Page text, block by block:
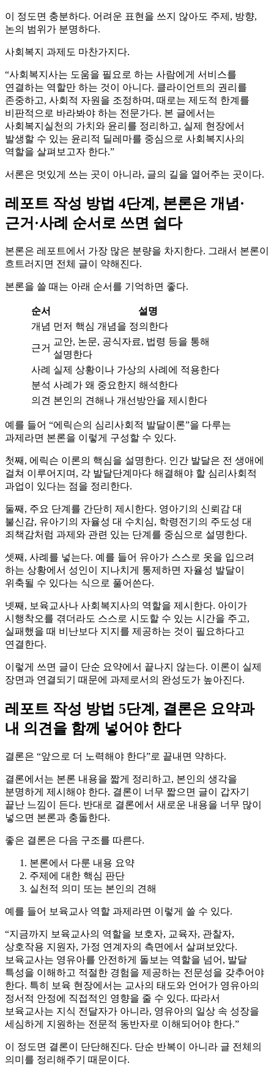
이 정도면 충분하다. 어려운 표현을 쓰지 않아도 주제, 방향,
논의 범위가 분명하다.
사회복지 과제도 마찬가지다.
“사회복지사는 도움을 필요로 하는 사람에게 서비스를
연결하는 역할만 하는 것이 아니다. 클라이언트의 권리를
존중하고, 사회적 자원을 조정하며, 때로는 제도적 한계를
비판적으로 바라봐야 하는 전문가다. 본 글에서는
사회복지실천의 가치와 윤리를 정리하고, 실제 현장에서
발생할 수 있는 윤리적 딜레마를 중심으로 사회복지사의
역할을 살펴보고자 한다.”
서론은 멋있게 쓰는 곳이 아니라, 글의 길을 열어주는 곳이다.
레포트 작성 방법 4단계, 본론은 개념·
근거·사례 순서로 쓰면 쉽다
본론은 레포트에서 가장 많은 분량을 차지한다. 그래서 본론이
흐트러지면 전체 글이 약해진다.
본론을 쓸 때는 아래 순서를 기억하면 좋다.
순서
설명
개념 먼저 핵심 개념을 정의한다
근거
교안, 논문, 공식자료, 법령 등을 통해
설명한다
사례 실제 상황이나 가상의 사례에 적용한다
분석 사례가 왜 중요한지 해석한다
의견 본인의 견해나 개선방안을 제시한다
예를 들어 “에릭슨의 심리사회적 발달이론”을 다루는
과제라면 본론을 이렇게 구성할 수 있다.
첫째, 에릭슨 이론의 핵심을 설명한다. 인간 발달은 전 생애에
걸쳐 이루어지며, 각 발달단계마다 해결해야 할 심리사회적
과업이 있다는 점을 정리한다.
둘째, 주요 단계를 간단히 제시한다. 영아기의 신뢰감 대
불신감, 유아기의 자율성 대 수치심, 학령전기의 주도성 대
죄책감처럼 과제와 관련 있는 단계를 중심으로 설명한다.
셋째, 사례를 넣는다. 예를 들어 유아가 스스로 옷을 입으려
하는 상황에서 성인이 지나치게 통제하면 자율성 발달이
위축될 수 있다는 식으로 풀어쓴다.
넷째, 보육교사나 사회복지사의 역할을 제시한다. 아이가
시행착오를 겪더라도 스스로 시도할 수 있는 시간을 주고,
실패했을 때 비난보다 지지를 제공하는 것이 필요하다고
연결한다.
이렇게 쓰면 글이 단순 요약에서 끝나지 않는다. 이론이 실제
장면과 연결되기 때문에 과제로서의 완성도가 높아진다.
레포트 작성 방법 5단계, 결론은 요약과
내 의견을 함께 넣어야 한다
결론은 “앞으로 더 노력해야 한다”로 끝내면 약하다.
결론에서는 본론 내용을 짧게 정리하고, 본인의 생각을
분명하게 제시해야 한다. 결론이 너무 짧으면 글이 갑자기
끝난 느낌이 든다. 반대로 결론에서 새로운 내용을 너무 많이
넣으면 본론과 충돌한다.
좋은 결론은 다음 구조를 따른다.
본론에서 다룬 내용 요약
주제에 대한 핵심 판단
실천적 의미 또는 본인의 견해
예를 들어 보육교사 역할 과제라면 이렇게 쓸 수 있다.
“지금까지 보육교사의 역할을 보호자, 교육자, 관찰자,
상호작용 지원자, 가정 연계자의 측면에서 살펴보았다.
보육교사는 영유아를 안전하게 돌보는 역할을 넘어, 발달
특성을 이해하고 적절한 경험을 제공하는 전문성을 갖추어야
한다. 특히 보육 현장에서는 교사의 태도와 언어가 영유아의
정서적 안정에 직접적인 영향을 줄 수 있다. 따라서
보육교사는 지식 전달자가 아니라, 영유아의 일상 속 성장을
세심하게 지원하는 전문적 동반자로 이해되어야 한다.”
이 정도면 결론이 단단해진다. 단순 반복이 아니라 글 전체의
의미를 정리해주기 때문이다.